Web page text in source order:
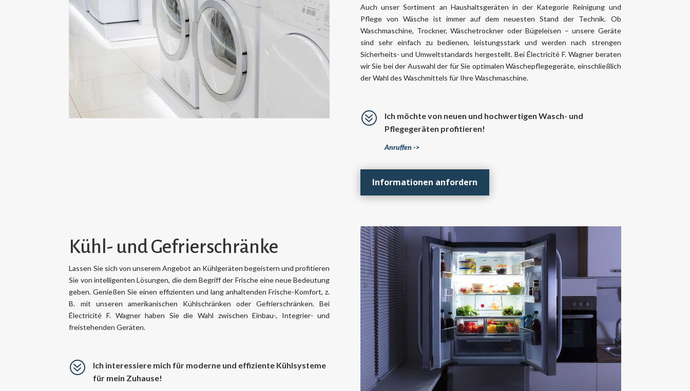
Auch unser Sortiment an Haushaltsgeräten in der Kategorie Reinigung und
Pflege von Wäsche ist immer auf dem neuesten Stand der Technik. Ob
Waschmaschine, Trockner, Wäschetrockner oder Bügeleisen – unsere Geräte
sind sehr einfach zu bedienen, leistungsstark und werden nach strengen
Sicherheits- und Umweltstandards hergestellt. Bei Électricité F. Wagner beraten
wir Sie bei der Auswahl der für Sie optimalen Wäschepflegegeräte, einschließlich
der Wahl des Waschmittels für Ihre Waschmaschine.
?
Ich möchte von neuen und hochwertigen Wasch- und
Pflegegeräten profitieren!
Anruffen ->
Informationen anfordern
Kühl- und Gefrierschränke
Lassen Sie sich von unserem Angebot an Kühlgeräten begeistern und profitieren
Sie von intelligenten Lösungen, die dem Begriff der Frische eine neue Bedeutung
geben. Genießen Sie einen effizienten und lang anhaltenden Frische-Komfort, z.
B. mit unseren amerikanischen Kühlschränken oder Gefrierschränken. Bei
Électricité F. Wagner haben Sie die Wahl zwischen Einbau-, Integrier- und
freistehenden Geräten.
?
Ich interessiere mich für moderne und effiziente Kühlsysteme
für mein Zuhause!